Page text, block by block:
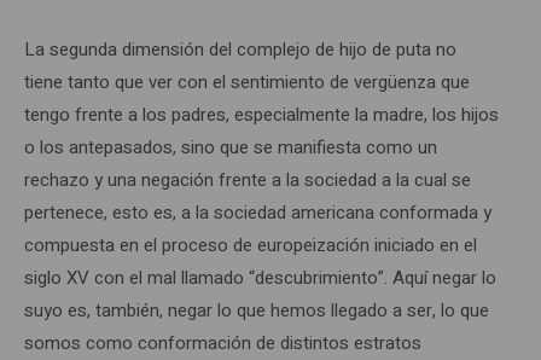
La segunda dimensión del complejo de hijo de puta no
tiene tanto que ver con el sentimiento de vergüenza que
tengo frente a los padres, especialmente la madre, los hijos
o los antepasados, sino que se manifiesta como un
rechazo y una negación frente a la sociedad a la cual se
pertenece, esto es, a la sociedad americana conformada y
compuesta en el proceso de europeización iniciado en el
siglo XV con el mal llamado “descubrimiento”. Aquí negar lo
suyo es, también, negar lo que hemos llegado a ser, lo que
somos como conformación de distintos estratos